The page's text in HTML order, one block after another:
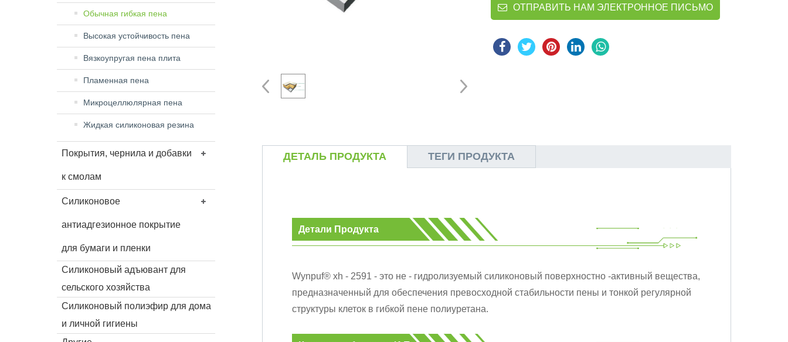
Обычная гибкая пена
Высокая устойчивость пена
Вязкоупругая пена плита
Пламенная пена
Микроцеллюлярная пена
Жидкая силиконовая резина
Покрытия, чернила и добавки
к смолам
Силиконовое
антиадгезионное покрытие
для бумаги и пленки
Силиконовый адъювант для
сельского хозяйства
Силиконовый полиэфир для дома
и личной гигиены
ОТПРАВИТЬ НАМ ЭЛЕКТРОННОЕ ПИСЬМО
ДЕТАЛЬ ПРОДУКТА ТЕГИ ПРОДУКТА
Детали Продукта
Wynpuf® xh - 2591 - это не - гидролизуемый силиконовый поверхностно -активный вещества,
предназначенный для обеспечения превосходной стабильности пены и тонкой регулярной
структуры клеток в гибкой пене полиуретана.